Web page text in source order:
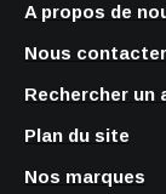
A propos de
Nous contacter
Rechercher un
Plan du site
Nos marques